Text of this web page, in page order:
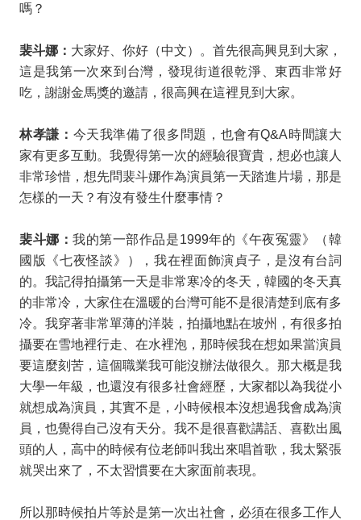
嗎？
裴斗娜： 大家好、你好（中文）。首先很高興見到大家，
這是我第一次來到台灣，發現街道很乾淨、東西非常好
吃，謝謝金馬獎的邀請，很高興在這裡見到大家。
林孝謙： 今天我準備了很多問題，也會有Q&A時間讓大
家有更多互動。我覺得第一次的經驗很寶貴，想必也讓人
非常珍惜，想先問裴斗娜作為演員第一天踏進片場，那是
怎樣的一天？有沒有發生什麼事情？
裴斗娜：我的第一部作品是1999年的《午夜冤靈》（韓
國版《七夜怪談》），我在裡面飾演貞子，是沒有台詞
的。我記得拍攝第一天是非常寒冷的冬天，韓國的冬天真
的非常冷，大家住在溫暖的台灣可能不是很清楚到底有多
冷。我穿著非常單薄的洋裝，拍攝地點在坡州，有很多拍
攝要在雪地裡行走、在水裡泡，那時候我在想如果當演員
要這麼刻苦，這個職業我可能沒辦法做很久。那大概是我
大學一年級，也還沒有很多社會經歷，大家都以為我從小
就想成為演員，其實不是，小時候根本沒想過我會成為演
員，也覺得自己沒有天分。我不是很喜歡講話、喜歡出風
頭的人，高中的時候有位老師叫我出來唱首歌，我太緊張
就哭出來了，不太習慣要在大家面前表現。
所以那時候拍片等於是第一次出社會，必須在很多工作人